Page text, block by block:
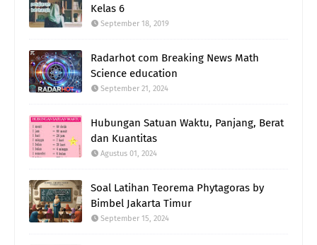
Kelas 6
September 18, 2019
Radarhot com Breaking News Math
Science education
September 21, 2024
Hubungan Satuan Waktu, Panjang, Berat
dan Kuantitas
Agustus 01, 2024
Soal Latihan Teorema Phytagoras by
Bimbel Jakarta Timur
September 15, 2024